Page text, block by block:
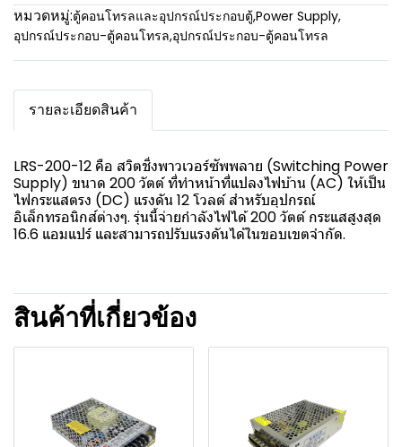
หมวดหมู่:ตู้คอนโทรลและอุปกรณ์ประกอบตู้,Power Supply,
อุปกรณ์ประกอบ-ตู้คอนโทรล,อุปกรณ์ประกอบ-ตู้คอนโทรล
รายละเอียดสินค้า
LRS-200-12 คือ สวิตชิ่งพาวเวอร์ซัพพลาย (Switching Power
Supply) ขนาด 200 วัตต์ ที่ทำหน้าที่แปลงไฟบ้าน (AC) ให้เป็น
ไฟกระแสตรง (DC) แรงดัน 12 โวลต์ สำหรับอุปกรณ์
อิเล็กทรอนิกส์ต่างๆ. รุ่นนี้จ่ายกำลังไฟได้ 200 วัตต์ กระแสสูงสุด
16.6 แอมแปร์ และสามารถปรับแรงดันได้ในขอบเขตจำกัด.
สินค้าที่เกี่ยวข้อง